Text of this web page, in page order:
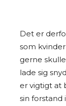
Det er
som
gerne
lade sig
er vigtigt at
sin